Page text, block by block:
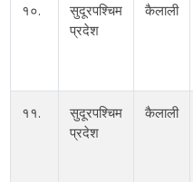
१०.
सुदूरपश्चिम
प्रदेश
कैलाली
११.
सुदूरपश्चिम
प्रदेश
कैलाली